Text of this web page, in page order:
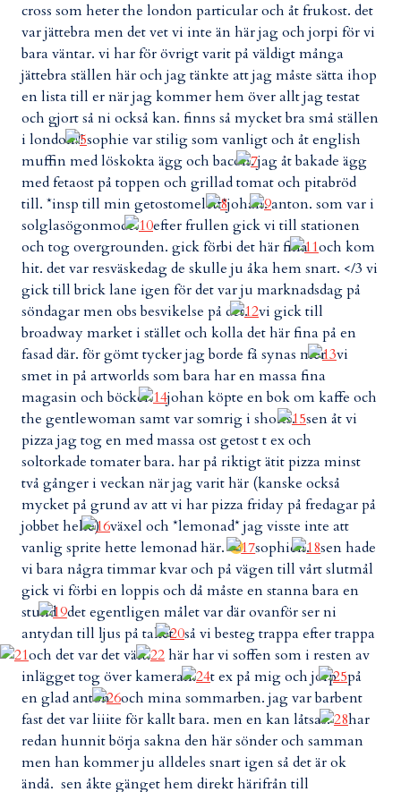
cross som heter the london particular och åt frukost. det
var jättebra men det vet vi inte än här jag och jorpi för vi
bara väntar. vi har för övrigt varit på väldigt många
jättebra ställen här och jag tänkte att jag måste sätta ihop
en lista till er när jag kommer hem över allt jag testat
och gjort så ni också kan. finns så mycket bra små ställen
i london!!!sophie var stilig som vanligt och åt english
muffin med löskokta ägg och bacon.jag åt bakade ägg
med fetaost på toppen och grillad tomat och pitabröd
till. *insp till min getostomelett*johan.anton. som var i
solglasögonmode. efter frullen gick vi till stationen
och tog overgrounden. gick förbi det här fina och kom
hit. det var resväskedag de skulle ju åka hem snart. </3 vi
gick till brick lane igen för det var ju marknadsdag på
söndagar men obs besvikelse på det. vi gick till
broadway market i stället och kolla det här fina på en
fasad där. för gömt tycker jag borde få synas mer vi
smet in på artworlds som bara har en massa fina
magasin och böcker. johan köpte en bok om kaffe och
the gentlewoman samt var somrig i shorts. sen åt vi
pizza jag tog en med massa ost getost t ex och
soltorkade tomater bara. har på riktigt ätit pizza minst
två gånger i veckan när jag varit här (kanske också
mycket på grund av att vi har pizza friday på fredagar på
jobbet hehe) växel och *lemonad* jag visste inte att
vanlig sprite hette lemonad här.
sophien. sen hade
vi bara några timmar kvar och på vägen till vårt slutmål
gick vi förbi en loppis och då måste en stanna bara en
stund det egentligen målet var där ovanför ser ni
antydan till ljus på taket så vi besteg trappa efter trappa
och det var det värt. här har vi soffen som i resten av
inlägget tog över kameran. t ex på mig och jorp på
en glad anton och mina sommarben. jag var barbent
fast det var liiite för kallt bara. men en kan låtsas. har
redan hunnit börja sakna den här sönder och samman
men han kommer ju alldeles snart igen så det är ok
ändå. sen åkte gänget hem direkt härifrån till